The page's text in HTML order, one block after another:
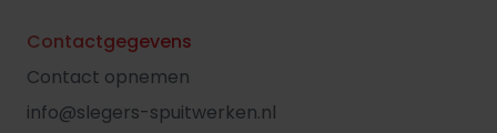
Contactgegevens
Contact opnemen
info@slegers-spuitwerken.nl